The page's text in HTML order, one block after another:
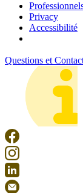
Privacy
Accessibilité
Questions et